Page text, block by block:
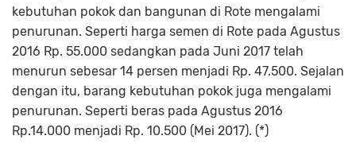
kebutuhan pokok dan bangunan di Rote mengalami
penurunan. Seperti harga semen di Rote pada Agustus
2016 Rp. 55.000 sedangkan pada Juni 2017 telah
menurun sebesar 14 persen menjadi Rp. 47.500. Sejalan
dengan itu, barang kebutuhan pokok juga mengalami
penurunan. Seperti beras pada Agustus 2016
Rp.14.000 menjadi Rp. 10.500 (Mei 2017). (*)